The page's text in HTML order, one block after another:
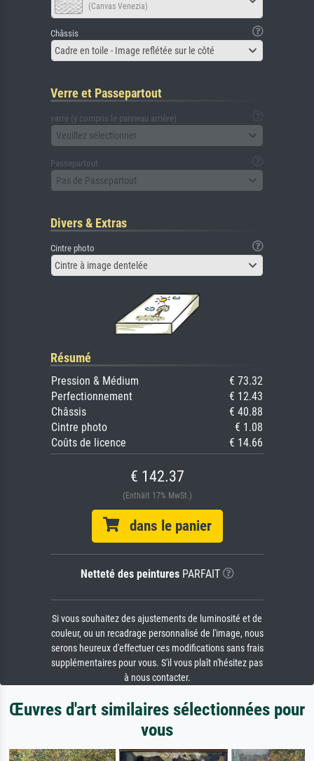
(Canvas Venezia)
Châssis
Cadre en toile - Image reflétée sur le côté
Verre et Passepartout
verre (y compris le panneau arrière)
Veuillez sélectionner
Passepartout
Pas de Passepartout
Divers & Extras
Cintre photo
Cintre à image dentelée
Résumé
Pression & Médium
€ 73.32
Perfectionnement
€ 12.43
Châssis
€ 40.88
Cintre photo
€ 1.08
Coûts de licence
€ 14.66
€ 142.37
(Enthält 17% MwSt.)
dans le panier
Netteté des peinturesPARFAIT
Si vous souhaitez des ajustements de luminosité et de
couleur, ou un recadrage personnalisé de l'image, nous
serons heureux d'effectuer ces modifications sans frais
supplémentaires pour vous. S'il vous plaît n'hésitez pas
à nous contacter.
Œuvres d'art similaires sélectionnées pour
vous